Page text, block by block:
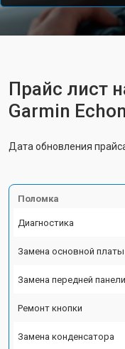
Прайс лист
Garmin
Дата обновления
Поломка
Диагностика
Замена основной платы
Замена передней панели
Ремонт кнопки
Замена конденсатора